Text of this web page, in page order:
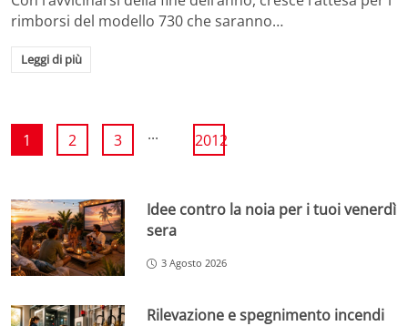
rimborsi del modello 730 che saranno…
Leggi di più
1 2 3 ... 2012
Idee contro la noia per i tuoi venerdì
sera
3 Agosto 2026
Rilevazione e spegnimento incendi